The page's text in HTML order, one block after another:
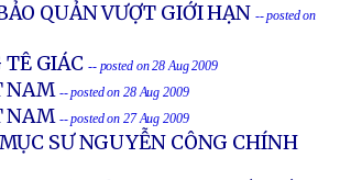
QUẢN VƯỢT GIỚI HẠN -- posted on
GIÁC -- posted on 28 Aug 2009
NAM -- posted on 28 Aug 2009
NAM -- posted on 27 Aug 2009
SƯ NGUYỄN CÔNG CHÍNH